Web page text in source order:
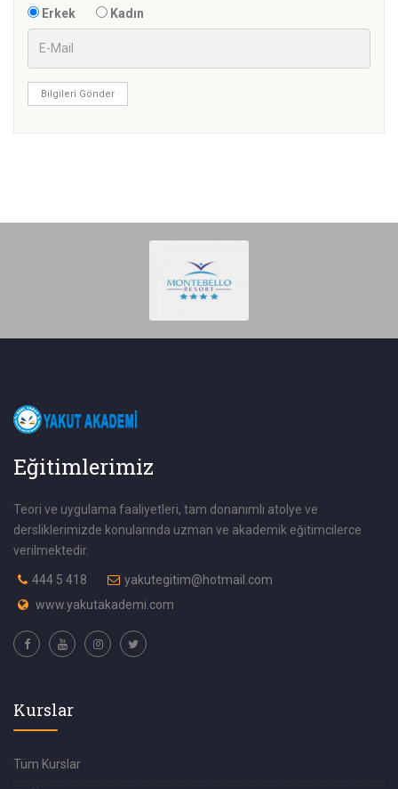
Erkek Kadın
Bilgileri Gönder
Eğitimlerimiz
Teori ve uygulama faaliyetleri, tam donanımlı atolye ve
dersliklerimizde konularında uzman ve akademik eğitimcilerce
verilmektedir.
444 5 418
yakutegitim@hotmail.com
www.yakutakademi.com
Kurslar
Tüm Kurslar